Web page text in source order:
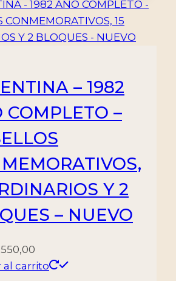
– 1982
COMPLETO –
Y 2
– NUEVO
al carrito